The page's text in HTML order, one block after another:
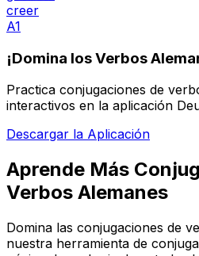
creer
A1
¡Domina los Verbos
Practica conjugaciones de
interactivos en la aplicación
Descargar la Aplicación
Aprende Más
Verbos Alemanes
Domina las conjugaciones de
nuestra herramienta de